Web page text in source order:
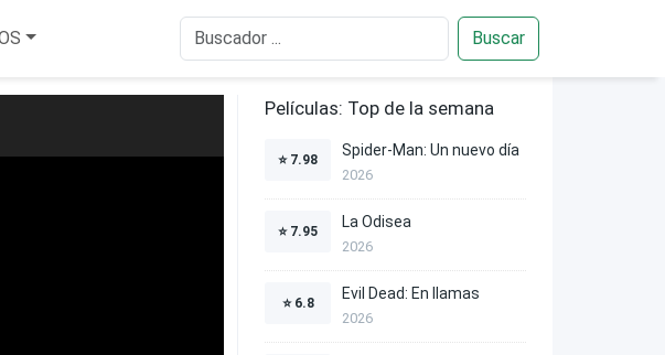
Buscar
Películas: Top de la semana
⭐ 7.98
Spider-Man: Un nuevo día
2026
⭐ 7.95
La Odisea
2026
⭐ 6.8
Evil Dead: En llamas
2026